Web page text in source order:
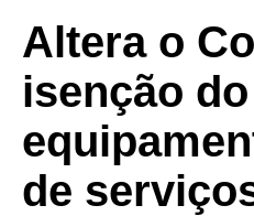
Altera o
isenção
de